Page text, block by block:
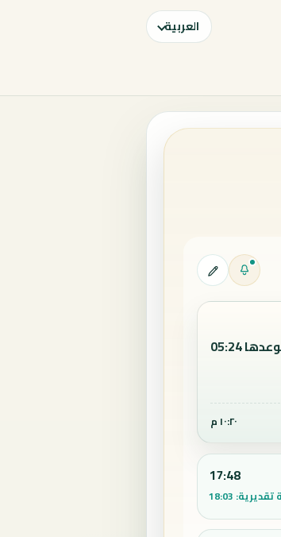
العربية
05:24
١٠:٢٠ م
17:48
تقديرية: 18:03